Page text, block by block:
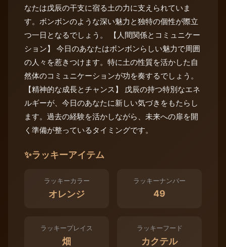
なたは戊辰の干支に宿る土の力に支えられていま
す。ボンボンのような深い魅力と独特の個性が際立
つ一日となるでしょう。 【人間関係とコミュニケー
ション】 今日のあなたはボンボンらしい魅力で周囲
の人々を惹きつけます。特に土の性質を活かした自
然体のコミュニケーションが功を奏するでしょう。
【精神的な成長とチャンス】 戊辰の持つ特別なエネ
ルギーが、今日のあなたに新しい気づきをもたらし
ます。過去の経験を活かしながら、未来への扉を開
く準備が整っているタイミングです。
✨ラッキーアイテム
ラッキーカラー
オレンジ
ラッキーナンバー
49
ラッキープレイス
畑
ラッキーフード
カクテル